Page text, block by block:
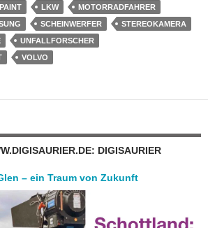
LKW
MOTORRADFAHRER
SCHEINWERFER
STEREOKAMERA
UNFALLFORSCHER
VOLVO
DIGISAURIER
– ein Traum von Zukunft